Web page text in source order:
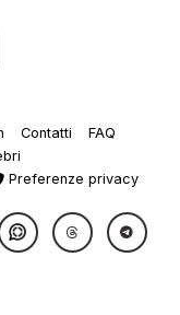
Contatti
FAQ
Preferenze privacy